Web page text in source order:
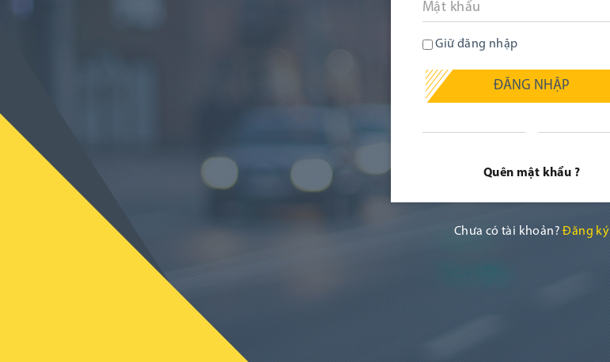
Giữ đăng nhập
ĐĂNG NHẬP
Quên mật khẩu ?
Chưa có tài khoản?Đăng ký